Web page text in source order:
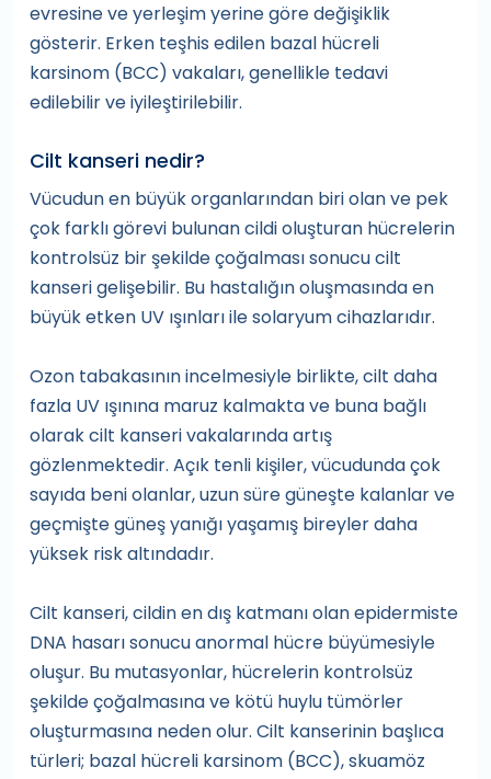
evresine ve yerleşim yerine göre değişiklik
gösterir. Erken teşhis edilen bazal hücreli
karsinom (BCC) vakaları, genellikle tedavi
edilebilir ve iyileştirilebilir.
Cilt kanseri nedir?
Vücudun en büyük organlarından biri olan ve pek
çok farklı görevi bulunan cildi oluşturan hücrelerin
kontrolsüz bir şekilde çoğalması sonucu cilt
kanseri gelişebilir. Bu hastalığın oluşmasında en
büyük etken UV ışınları ile solaryum cihazlarıdır.
Ozon tabakasının incelmesiyle birlikte, cilt daha
fazla UV ışınına maruz kalmakta ve buna bağlı
olarak cilt kanseri vakalarında artış
gözlenmektedir. Açık tenli kişiler, vücudunda çok
sayıda beni olanlar, uzun süre güneşte kalanlar ve
geçmişte güneş yanığı yaşamış bireyler daha
yüksek risk altındadır.
Cilt kanseri, cildin en dış katmanı olan epidermiste
DNA hasarı sonucu anormal hücre büyümesiyle
oluşur. Bu mutasyonlar, hücrelerin kontrolsüz
şekilde çoğalmasına ve kötü huylu tümörler
oluşturmasına neden olur. Cilt kanserinin başlıca
türleri; bazal hücreli karsinom (BCC), skuamöz